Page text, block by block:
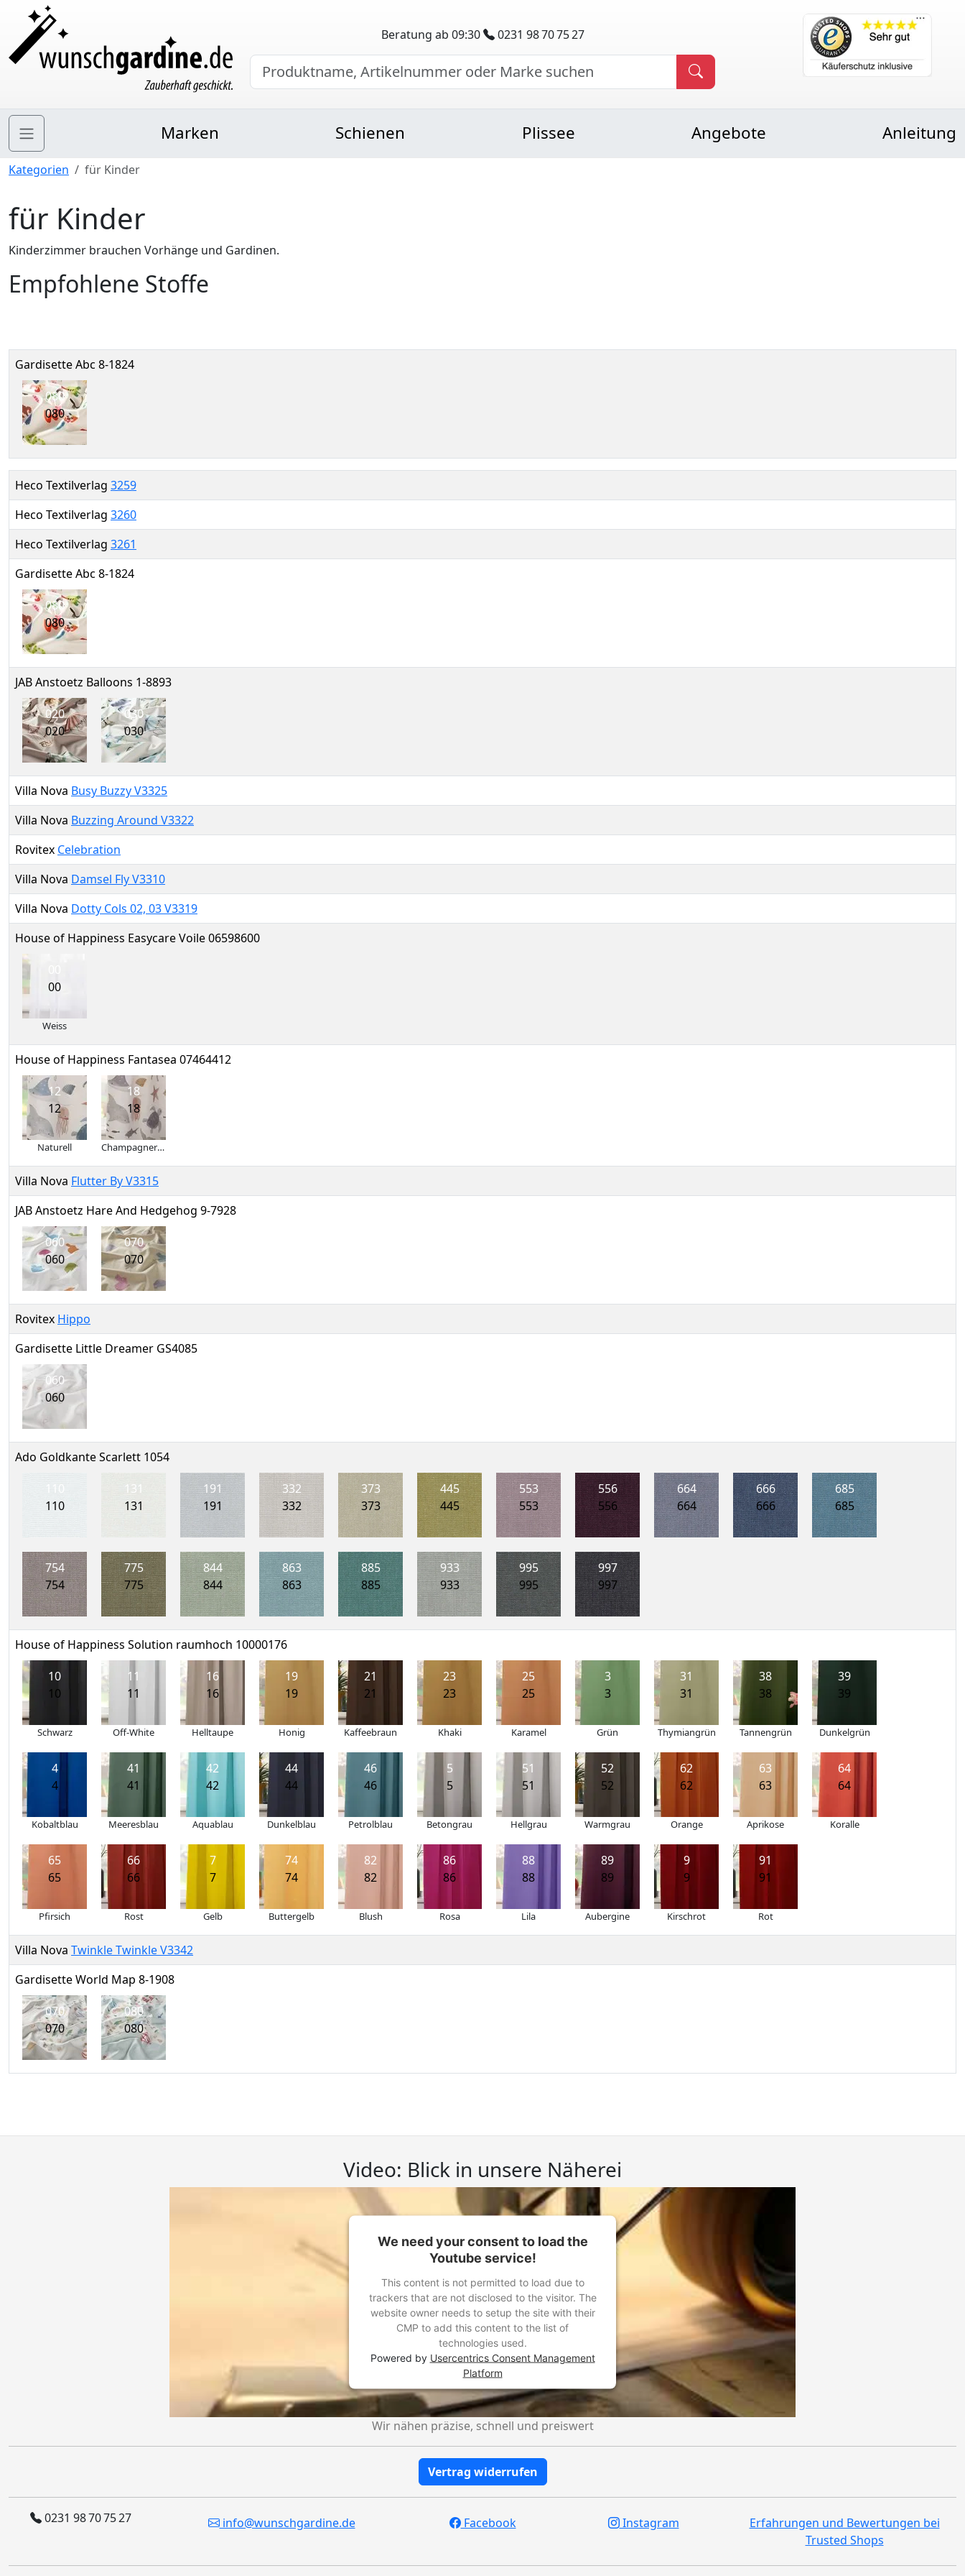
Beratung ab 09:30 0231 98 70 75 27
Marken Schienen Plissee Angebote Anleitung
Kategorien für Kinder
für Kinder
Kinderzimmer brauchen Vorhänge und Gardinen.
Empfohlene Stoffe
Gardisette Abc 8-1824
080
080
Heco Textilverlag 3259
Heco Textilverlag 3260
Heco Textilverlag 3261
Gardisette Abc 8-1824
080
080
JAB Anstoetz Balloons 1-8893
020
020
030
030
Villa Nova Busy Buzzy V3325
Villa Nova Buzzing Around V3322
Rovitex Celebration
Villa Nova Damsel Fly V3310
Villa Nova Dotty Cols 02, 03 V3319
House of Happiness Easycare Voile 06598600
00
Weiss
House of Happiness Fantasea 07464412
12
12
Naturell
18
18
Champagner mit Helltaupe
Villa Nova Flutter By V3315
JAB Anstoetz Hare And Hedgehog 9-7928
060
060
070
070
Rovitex Hippo
Gardisette Little Dreamer GS4085
060
060
Ado Goldkante Scarlett 1054
110
110
131
131
191
191
332
332
373
373
445
445
553
553
556
556
664
664
666
666
685
685
754
754
775
775
844
844
863
863
885
885
933
933
995
995
997
997
House of Happiness Solution raumhoch 10000176
10
10
Schwarz
11
11
Off-White
16
16
Helltaupe
19
19
Honig
21
21
Kaffeebraun
23
23
Khaki
25
25
Karamel
3
3
Grün
31
31
Thymiangrün
38
38
Tannengrün
39
39
Dunkelgrün
4
4
Kobaltblau
41
41
Meeresblau
42
42
Aquablau
44
44
Dunkelblau
46
46
Petrolblau
5
5
Betongrau
51
51
Hellgrau
52
52
Warmgrau
62
62
Orange
63
63
Aprikose
64
64
Koralle
65
65
Pfirsich
66
66
Rost
7
7
Gelb
74
74
Buttergelb
82
82
Blush
86
86
Rosa
88
88
Lila
89
89
Aubergine
9
9
Kirschrot
91
91
Rot
Villa Nova Twinkle Twinkle V3342
Gardisette World Map 8-1908
070
070
080
080
Video: Blick in unsere Näherei
We need your consent to load the
Youtube service!
This content is not permitted to load due to
trackers that are not disclosed to the visitor. The
website owner needs to setup the site with their
CMP to add this content to the list of
technologies used.
Powered by Usercentrics Consent Management
Platform
Wir nähen präzise, schnell und preiswert
Vertrag widerrufen
0231 98 70 75 27 info@wunschgardine.de Facebook Instagram
Erfahrungen und Bewertungen bei
Trusted Shops